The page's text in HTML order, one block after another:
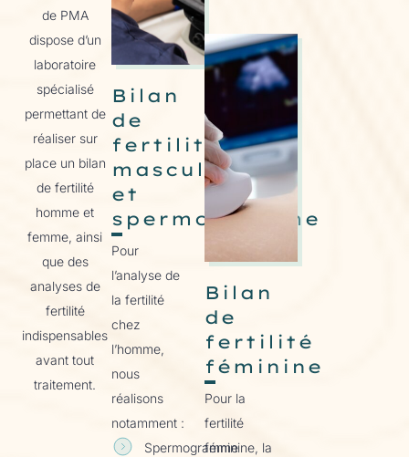
de PMA
dispose d’un
laboratoire
spécialisé
permettant de
réaliser sur
place un bilan
de fertilité
homme et
femme, ainsi
que des
analyses de
fertilité
indispensables
avant tout
traitement.
Bilan
de
fertilité
masculine
et
spermogramme
Pour
l’analyse de
la fertilité
chez
l’homme,
nous
réalisons
notamment :
Spermogramme
Bilan
de
fertilité
féminine
Pour la
fertilité
féminine, la